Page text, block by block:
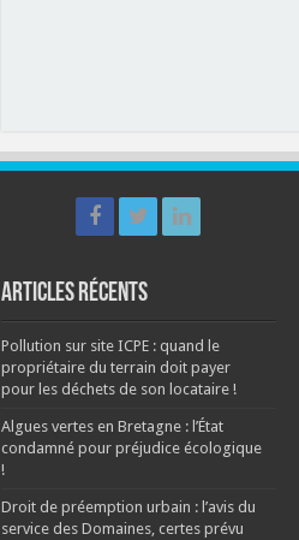
Articles récents
Pollution sur site ICPE : quand le
propriétaire du terrain doit payer
pour les déchets de son locataire !
Algues vertes en Bretagne : l’État
condamné pour préjudice écologique
!
Droit de préemption urbain : l’avis du
service des Domaines, certes prévu